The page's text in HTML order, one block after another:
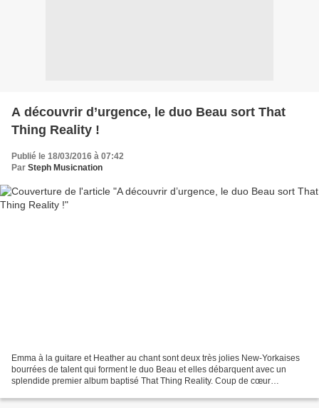
A découvrir d’urgence, le duo Beau sort That
Thing Reality !
Publié le 18/03/2016 à 07:42
Par Steph Musicnation
Emma à la guitare et Heather au chant sont deux très jolies New-Yorkaises
bourrées de talent qui forment le duo Beau et elles débarquent avec un
splendide premier album baptisé That Thing Reality. Coup de cœur